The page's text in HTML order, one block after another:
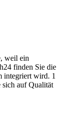
weil ein
finden Sie die
integriert wird. 1
sich auf Qualität